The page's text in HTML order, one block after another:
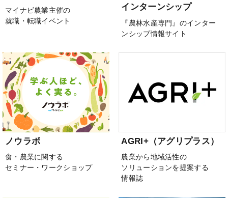
マイナビ農業主催の
就職・転職イベント
インターンシップ
『農林水産専門』のインター
ンシップ情報サイト
ノウラボ
食・農業に関する
セミナー・ワークショップ
AGRI+（アグリプラス）
農業から地域活性の
ソリューションを提案する
情報誌